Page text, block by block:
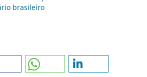
brasileiro